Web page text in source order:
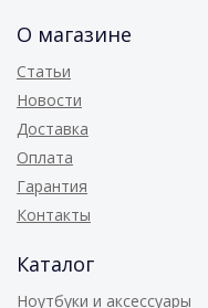
О магазине
Статьи
Новости
Доставка
Оплата
Гарантия
Контакты
Каталог
Ноутбуки и аксессуары